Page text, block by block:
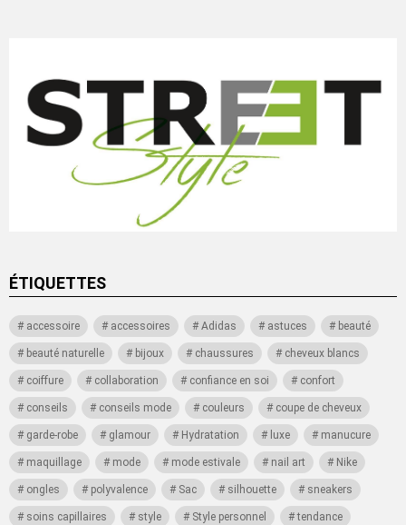
ÉTIQUETTES
accessoire accessoires Adidas astuces beauté
beauté naturelle bijoux chaussures cheveux blancs
coiffure collaboration confiance en soi confort
conseils conseils mode couleurs coupe de cheveux
garde-robe glamour Hydratation luxe manucure
maquillage mode mode estivale nail art Nike
ongles polyvalence Sac silhouette sneakers
soins capillaires style Style personnel tendance